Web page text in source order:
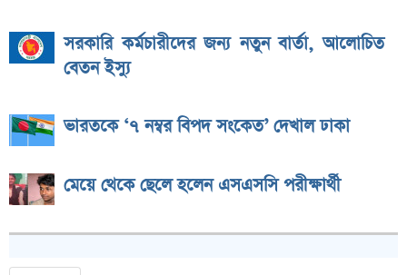
সরকারি কর্মচারীদের জন্য নতুন বার্তা, আলোচিত
বেতন ইস্যু
ভারতকে ‘৭ নম্বর বিপদ সংকেত’ দেখাল ঢাকা
মেয়ে থেকে ছেলে হলেন এসএসসি পরীক্ষার্থী